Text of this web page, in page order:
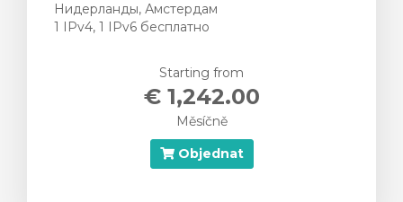
Нидерланды, Амстердам
1 IPv4, 1 IPv6 бесплатно
Starting from
€ 1,242.00
Měsíčně
Objednat